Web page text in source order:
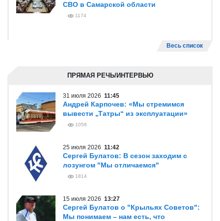
СВО в Самарской области
1174
Весь список
ПРЯМАЯ РЕЧЬ/ИНТЕРВЬЮ
31 июля 2026 11:45
Андрей Карпочев: «Мы стремимся
вывести „Татры“ из эксплуатации»
1058
25 июля 2026 11:42
Сергей Булатов: В сезон заходим с
лозунгом "Мы отличаемся"
1814
15 июля 2026 13:27
Сергей Булатов о "Крыльях Советов":
Мы понимаем – нам есть, что